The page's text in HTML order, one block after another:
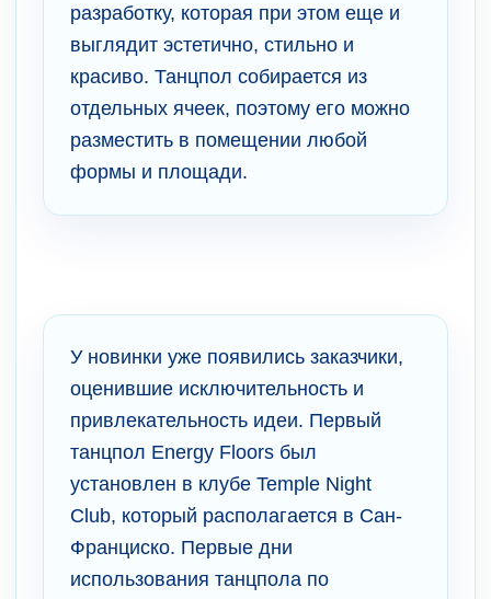
разработку, которая при этом еще и
выглядит эстетично, стильно и
красиво. Танцпол собирается из
отдельных ячеек, поэтому его можно
разместить в помещении любой
формы и площади.
У новинки уже появились заказчики,
оценившие исключительность и
привлекательность идеи. Первый
танцпол Energy Floors был
установлен в клубе Temple Night
Club, который располагается в Сан-
Франциско. Первые дни
использования танцпола по